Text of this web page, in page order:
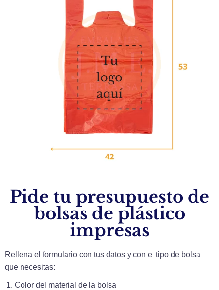
Pide tu presupuesto de
bolsas de plástico
impresas
Rellena el formulario con tus datos y con el tipo de bolsa
que necesitas:
Color del material de la bolsa